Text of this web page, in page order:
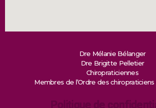
Dre Mélanie Bélanger
Dre Brigitte Pelletier
Chiropraticiennes
Membres de l’Ordre des
Politique de